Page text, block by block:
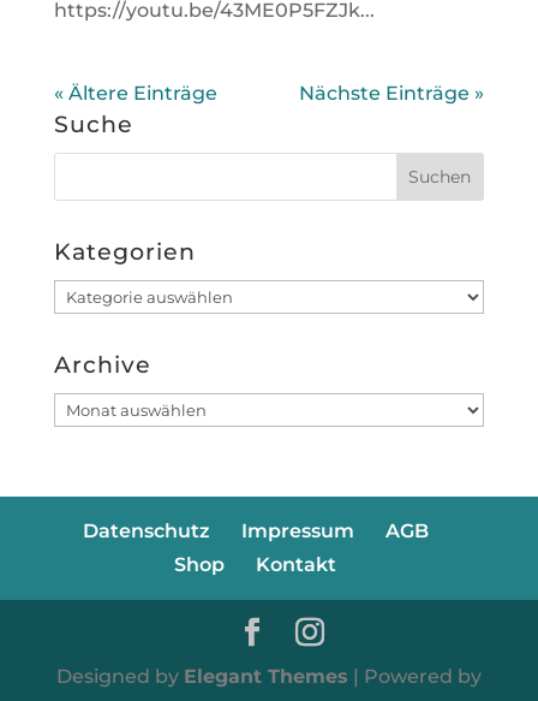
https://youtu.be/43ME0P5FZJk...
« Ältere Einträge Nächste Einträge »
Suche
Kategorien
Kategorien
Archive
Archive
Datenschutz Impressum
AGB
Shop
Kontakt
Designed by Elegant Themes | Powered by